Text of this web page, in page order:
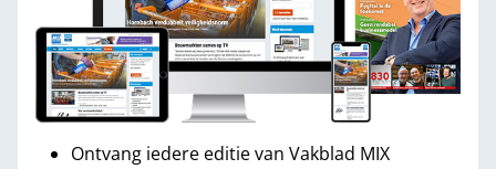
Ontvang iedere editie van Vakblad MIX